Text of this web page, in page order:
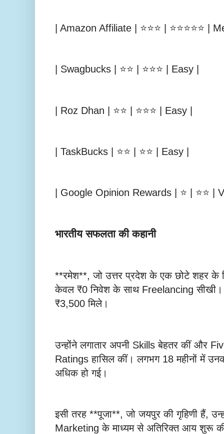
| Amazon Affiliate | ⭐⭐⭐ | ⭐⭐⭐⭐⭐ |
| Swagbucks | ⭐⭐ | ⭐⭐⭐ | Easy |
| Roz Dhan | ⭐⭐ | ⭐⭐⭐ | Easy |
| TaskBucks | ⭐⭐ | ⭐⭐ | Easy |
| Google Opinion Rewards | ⭐ | ⭐⭐ |
भारतीय सफलता की कहानी
**रमेश**, जो उत्तर प्रदेश के एक छोटे शहर के
केवल ₹0 निवेश के साथ Freelancing
₹3,500 मिले।
उन्होंने लगातार अपनी Skills बेहतर कीं और
Ratings हासिल कीं। लगभग 18 महीनों में
अधिक हो गई।
इसी तरह **पूजा**, जो जयपुर की गृहिणी हैं,
Marketing के माध्यम से अतिरिक्त आय शुरू